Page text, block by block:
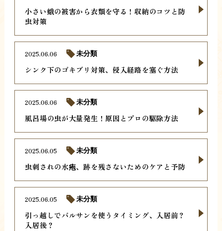
小さい蛾の被害から衣類を守る！収納のコツと防
虫対策
シンク下のゴキブリ対策、侵入経路を塞ぐ方法
2025.06.06 未分類
風呂場の虫が大量発生！原因とプロの駆除方法
2025.06.06 未分類
虫刺されの水疱、跡を残さないためのケアと予防
2025.06.05 未分類
引っ越しでバルサンを使うタイミング、入居前？
入居後？
2025.06.05 未分類